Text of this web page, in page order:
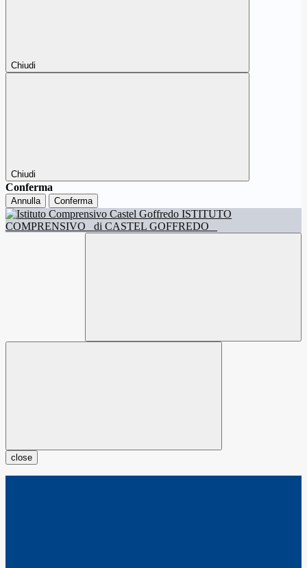
Chiudi
Chiudi
Conferma
Annulla Conferma
ISTITUTO
COMPRENSIVO
di CASTEL GOFFREDO
close